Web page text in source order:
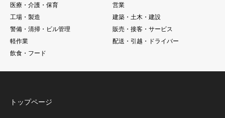
医療・介護・保育
営業
工場・製造
建築・土木・建設
警備・清掃・ビル管理
販売・接客・サービス
軽作業
配送・引越・ドライバー
飲食・フード
トップページ